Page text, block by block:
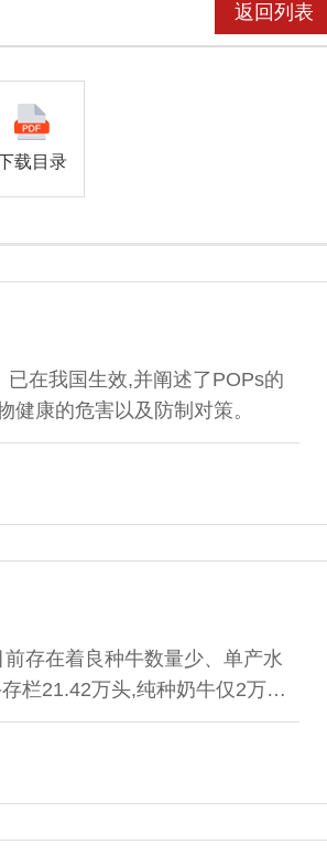
返回列表
载目录
在我国生效,并阐述了POPs的
康的危害以及防制对策。
存在着良种牛数量少、单产水
栏21.42万头,纯种奶牛仅2万头
据我们多年的经验,联系我省现
牛业发展的贡献率分析,遗传育